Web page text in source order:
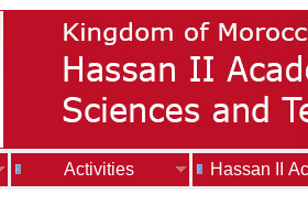
Activities Hassan II